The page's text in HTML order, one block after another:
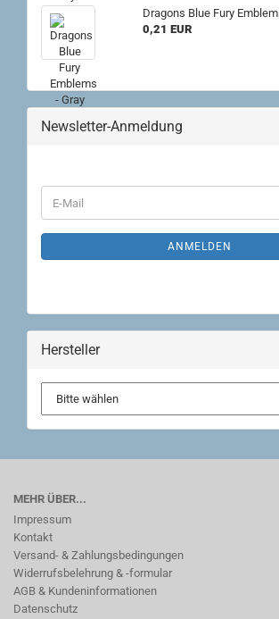
Dragons Blue Fury
0,21 EUR
Newsletter-Anmeldung
WEITER
ZUR
E-
Mail
ANMELDEN
Hersteller
MEHR ÜBER...
Impressum
Kontakt
Versand- & Zahlungsbedingungen
Widerrufsbelehrung & -formular
AGB & Kundeninformationen
Datenschutz